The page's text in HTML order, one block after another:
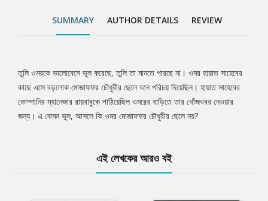
SUMMARY AUTHOR DETAILS REVIEW
Tab
Article
তুলি ওমরকে ভালোবেসে ভুল করেছে, তুলি তা মানতে পারছে না। ওমর হায়াত সাহেবের
কাছে এসে বড়লোক মোজাফফর চৌধুরীর ছেলে বলে পরিচয় দিয়েছিল। হায়াত সাহেবের
কোম্পানির ম্যানেজার রায়বাবুকে পাঠিয়েছিল ওমরের বাড়িতে তার খোঁজখবর নেওয়ার
জন্য। এ কেমন ভুল, আসলে কি ওমর মোজাফফর চৌধুরীর ছেলে নয়?
এই লেখকের আরও বই